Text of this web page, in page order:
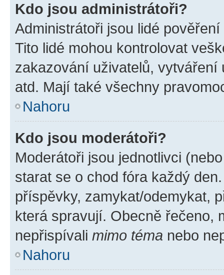
Kdo jsou administrátoři?
Administrátoři jsou lidé
Tito lidé mohou kontrolovat
zakazování uživatelů,
atd. Mají také všechny
Nahoru
Kdo jsou moderátoři?
Moderátoři jsou jednotlivci
starat se o chod fóra každý
příspěvky, zamykat/odemykat,
která spravují. Obecně řečeno,
nepřispívali mimo téma nebo
Nahoru